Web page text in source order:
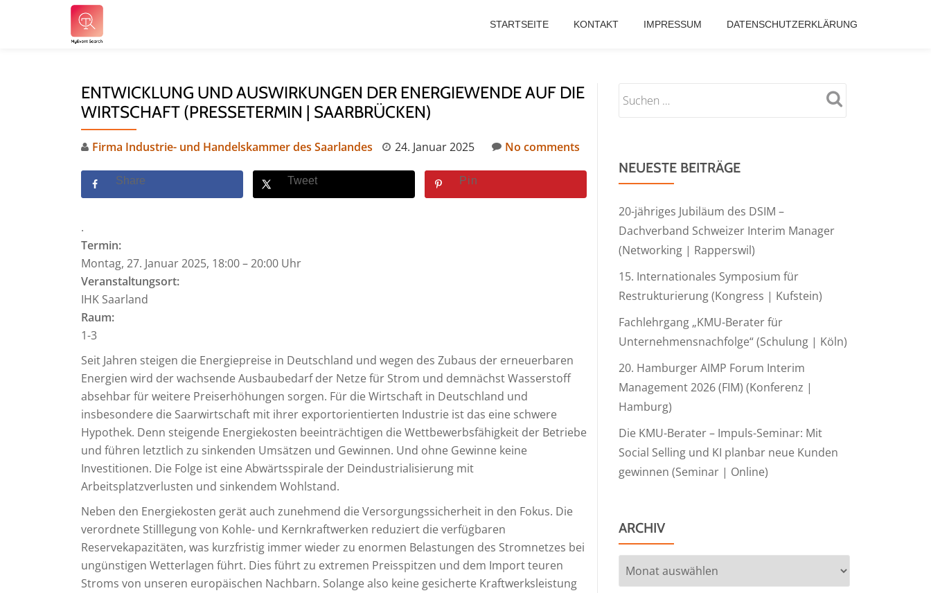
STARTSEITE KONTAKT IMPRESSUM DATENSCHUTZERKLÄRUNG
ENTWICKLUNG UND AUSWIRKUNGEN DER ENERGIEWENDE AUF DIE
WIRTSCHAFT (PRESSETERMIN | SAARBRÜCKEN)
Firma Industrie- und Handelskammer des Saarlandes 24. Januar 2025 No comments
Share Tweet Pin
.
Termin:
Montag, 27. Januar 2025, 18:00 – 20:00 Uhr
Veranstaltungsort:
IHK Saarland
Raum:
1-3
Seit Jahren steigen die Energiepreise in Deutschland und wegen des Zubaus der erneuerbaren
Energien wird der wachsende Ausbaubedarf der Netze für Strom und demnächst Wasserstoff
absehbar für weitere Preiserhöhungen sorgen. Für die Wirtschaft in Deutschland und
insbesondere die Saarwirtschaft mit ihrer exportorientierten Industrie ist das eine schwere
Hypothek. Denn steigende Energiekosten beeinträchtigen die Wettbewerbsfähigkeit der Betriebe
und führen letztlich zu sinkenden Umsätzen und Gewinnen. Und ohne Gewinne keine
Investitionen. Die Folge ist eine Abwärtsspirale der Deindustrialisierung mit
Arbeitsplatzverlusten und sinkendem Wohlstand.
Neben den Energiekosten gerät auch zunehmend die Versorgungssicherheit in den Fokus. Die
verordnete Stilllegung von Kohle- und Kernkraftwerken reduziert die verfügbaren
Reservekapazitäten, was kurzfristig immer wieder zu enormen Belastungen des Stromnetzes bei
ungünstigen Wetterlagen führt. Dies führt zu extremen Preisspitzen und dem Import teuren
Stroms von unseren europäischen Nachbarn. Solange also keine gesicherte Kraftwerksleistung
NEUESTE BEITRÄGE
20-jähriges Jubiläum des DSIM –
Dachverband Schweizer Interim Manager
(Networking | Rapperswil)
15. Internationales Symposium für
Restrukturierung (Kongress | Kufstein)
Fachlehrgang „KMU-Berater für
Unternehmensnachfolge“ (Schulung | Köln)
20. Hamburger AIMP Forum Interim
Management 2026 (FIM) (Konferenz |
Hamburg)
Die KMU-Berater – Impuls-Seminar: Mit
Social Selling und KI planbar neue Kunden
gewinnen (Seminar | Online)
ARCHIV
Archiv